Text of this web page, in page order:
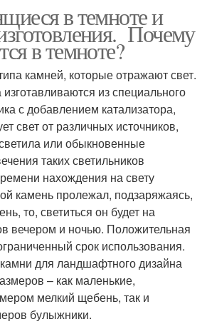
в темноте и
Почему
в темноте?
камней, которые отражают свет.
из специального
с добавлением катализатора,
свет от различных источников,
или обыкновенные
таких светильников
нахождения на свету
камень пролежал, подзаряжаясь,
то, светиться он будет на
вечером и ночью. Положительная
срок использования.
для ландшафтного дизайна
– как маленькие,
мелкий щебень, так и
булыжники.